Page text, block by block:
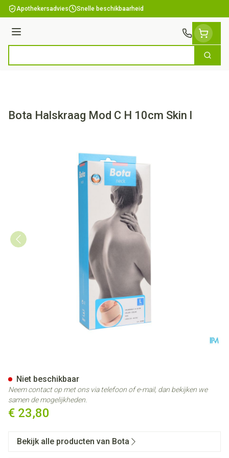
Ga naar de inhoud
Apothekersadvies Snelle beschikbaarheid
Menu
Zoek
Bota Halskraag Mod C H 10cm Skin l
€ 23,80
Niet beschikbaar
Neem contact op met ons via telefoon of e-mail, dan bekijken we
samen de mogelijkheden.
Bekijk alle producten van Bota